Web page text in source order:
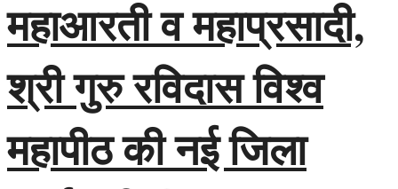
महाआरती व महाप्रसादी,
श्री गुरु रविदास विश्व
महापीठ की नई जिला